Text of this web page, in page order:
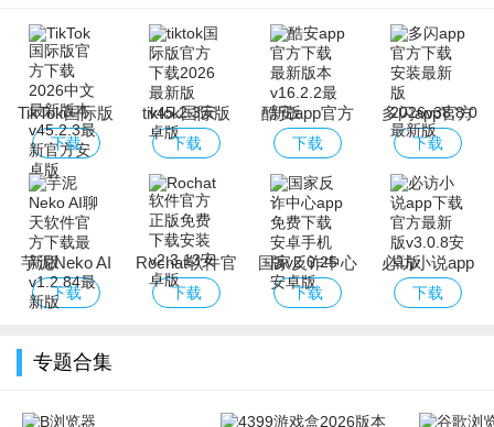
TikTok国际版
官方下载2026
中文最新版本
下载
tiktok国际版
官方下载2026
最新版
下载
酷安app官方
下载最新版本
下载
多闪app官方
下载安装最新
版2026
下载
芋泥Neko AI
聊天软件官方
下载
Rochat软件官
方正版免费下
下载
国家反诈中心
app免费下载
下载
必访小说app
下载官方最新
下载
专题合集